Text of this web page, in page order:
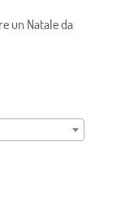
un Natale da